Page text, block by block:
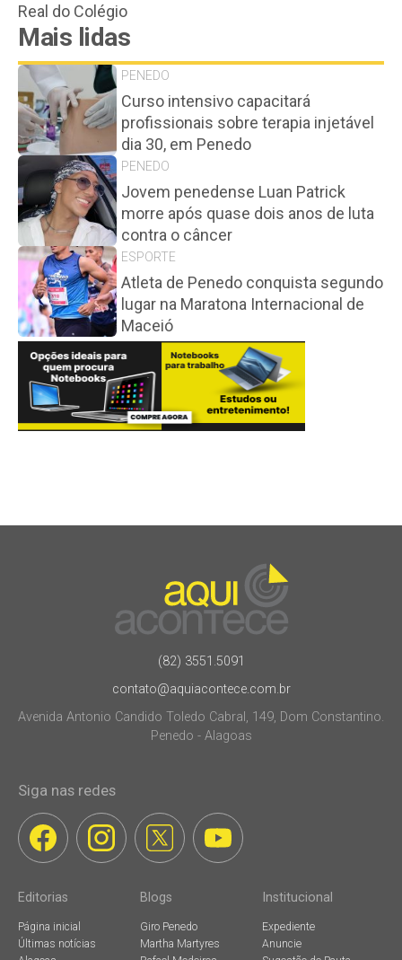
Real do Colégio
Mais lidas
PENEDO
Curso intensivo capacitará
profissionais sobre terapia injetável
dia 30, em Penedo
PENEDO
Jovem penedense Luan Patrick
morre após quase dois anos de luta
contra o câncer
ESPORTE
Atleta de Penedo conquista segundo
lugar na Maratona Internacional de
Maceió
(82) 3551.5091
contato@aquiacontece.com.br
Avenida Antonio Candido Toledo Cabral, 149, Dom Constantino.
Penedo - Alagoas
Siga nas redes
Editorias
Página inicial
Últimas notícias
Blogs
Giro Penedo
Martha Martyres
Institucional
Expediente
Anuncie